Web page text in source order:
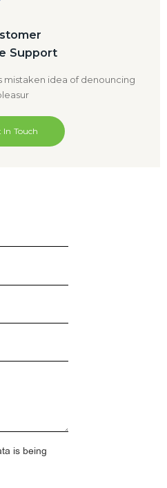
Support
mistaken idea of denouncing
In Touch
is being